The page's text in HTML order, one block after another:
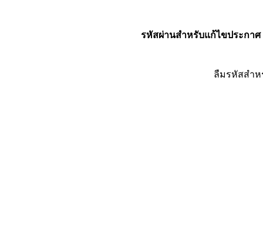
รหัสผ่านสำหรับแก้ไขประกาศ
ลืมรหัสสำ